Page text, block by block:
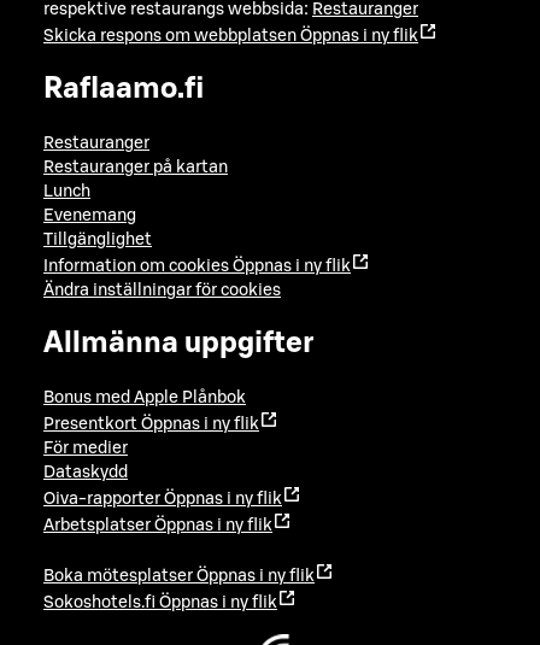
respektive restaurangs webbsida: Restauranger
Skicka respons om webbplatsen Öppnas i ny flik
Raflaamo.fi
Restauranger
Restauranger på kartan
Lunch
Evenemang
Tillgänglighet
Information om cookies Öppnas i ny flik
Ändra inställningar för cookies
Allmänna uppgifter
Bonus med Apple Plånbok
Presentkort Öppnas i ny flik
För medier
Dataskydd
Oiva-rapporter Öppnas i ny flik
Arbetsplatser Öppnas i ny flik
Boka mötesplatser Öppnas i ny flik
Sokoshotels.fi Öppnas i ny flik